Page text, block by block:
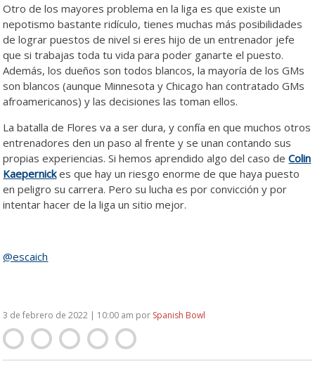
Otro de los mayores problema en la liga es que existe un
nepotismo bastante ridículo, tienes muchas más posibilidades
de lograr puestos de nivel si eres hijo de un entrenador jefe
que si trabajas toda tu vida para poder ganarte el puesto.
Además, los dueños son todos blancos, la mayoría de los GMs
son blancos (aunque Minnesota y Chicago han contratado GMs
afroamericanos) y las decisiones las toman ellos.
La batalla de Flores va a ser dura, y confía en que muchos otros
entrenadores den un paso al frente y se unan contando sus
propias experiencias. Si hemos aprendido algo del caso deColin
Kaepernickes que hay un riesgo enorme de que haya puesto
en peligro su carrera. Pero su lucha es por convicción y por
intentar hacer de la liga un sitio mejor.
@escaich
3 de febrero de 2022 | 10:00 am por Spanish Bowl